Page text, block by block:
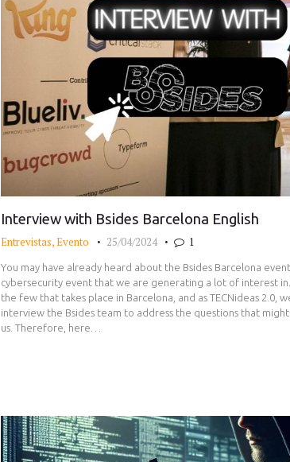
Interview with Bsides Barcelona English
Entrevistas,Evento 25/04/2024 1
You may have already heard about the Bsides Barcelona
cybersecurity event that we are generating a lot of interest
the few that takes place in Barcelona, ​​and as TECNideas 2.0,
interview the Bsides team to address the questions that
us. Therefore, here…